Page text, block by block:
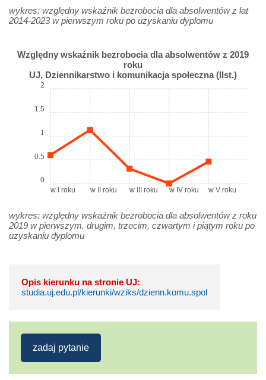
wykres: względny wskaźnik bezrobocia dla absolwentów z lat
2014-2023 w pierwszym roku po uzyskaniu dyplomu
Względny wskaźnik bezrobocia dla absolwentów z 2019
roku
UJ, Dziennikarstwo i komunikacja społeczna (IIst.)
w I roku w II roku w III roku w IV roku w V roku
0
0.5
1
1.5
2
wykres: względny wskaźnik bezrobocia dla absolwentów z roku
2019 w pierwszym, drugim, trzecim, czwartym i piątym roku po
uzyskaniu dyplomu
Opis kierunku na stronie UJ:
studia.uj.edu.pl/kierunki/wziks/dzienn.komu.spol
zadaj pytanie